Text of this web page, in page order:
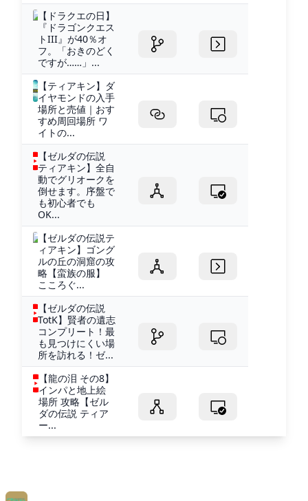
【ドラクエの日】
『ドラゴンクエス
トIII』が40％オ
フ。「おきのどく
ですが……」...
【ティアキン】ダ
イヤモンドの入手
場所と売値｜おす
すめ周回場所 ワ
イトの...
【ゼルダの伝説
ティアキン】全自
動でグリオークを
倒せます。序盤で
も初心者でも
OK...
【ゼルダの伝説テ
ィアキン】ゴング
ルの丘の洞窟の攻
略【蛮族の服】
こころぐ...
【ゼルダの伝説
TotK】賢者の遺志
コンプリート！最
も見つけにくい場
所を訪れる！ゼ...
【龍の泪 その8】
インパと地上絵
場所 攻略【ゼル
ダの伝説 ティア
ー...